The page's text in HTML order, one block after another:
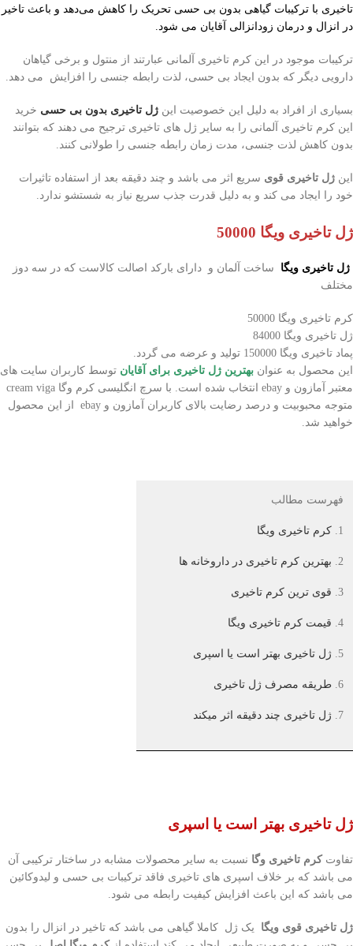
تاخیری با ترکیبات گیاهی بدون بی حسی تحریک را کاهش می‌دهد و باعث تاخیر
در انزال و درمان زودانزالی آقایان می شود.
ترکیبات موجود در این کرم تاخیری آلمانی عبارتند از منتول و برخی گیاهان
دارویی دیگر که بدون ایجاد بی حسی، لذت رابطه جنسی را افزایش می دهد.
بسیاری از افراد به دلیل این خصوصیت این ژل تاخیری بدون بی حسی خرید
این کرم تاخیری آلمانی را به سایر ژل های تاخیری ترجیح می دهند که بتوانند
بدون کاهش لذت جنسی، مدت زمان رابطه جنسی را طولانی‌ کنند.
این ژل تاخیری قوی سریع اثر می باشد و چند دقیقه بعد از استفاده تاثیرات
خود را ایجاد می کند و به دلیل قدرت جذب سریع نیاز به شستشو ندارد.
ژل تاخیری ویگا 50000
ژل تاخیری ویگا
ساخت آلمان و دارای بارکد اصالت کالاست که در سه دوز
مختلف
کرم تاخیری ویگا 50000
ژل تاخیری ویگا 84000
پماد تاخیری ویگا 150000 تولید و عرضه می گردد.
این محصول به عنوان بهترین ژل تاخیری برای آقایان توسط کاربران سایت های
معتبر آمازون و ebay انتخاب شده است. با سرچ انگلیسی کرم وگا cream viga
متوجه محبوبیت و درصد رضایت بالای کاربران آمازون و ebay از این محصول
خواهید شد.
فهرست مطالب
1. کرم تاخیری ویگا
2. بهترین کرم تاخیری در داروخانه ها
3. قوی ترین کرم تاخیری
4. قیمت کرم تاخیری ویگا
5. ژل تاخیری بهتر است یا اسپری
6. طریقه مصرف ژل تاخیری
7. ژل تاخیری چند دقیقه اثر میکند
ژل تاخیری بهتر است یا اسپری
تفاوتکرم تاخیری وگا نسبت به سایر محصولات مشابه در ساختار ترکیبی آن
می باشد که بر خلاف اسپری های تاخیری فاقد ترکیبات بی حسی و لیدوکائین
می باشد که این باعث افزایش کیفیت رابطه می شود.
ژل تاخیری قوی ویگا
یک ژل کاملا گیاهی می باشد که تاخیر در انزال را بدون